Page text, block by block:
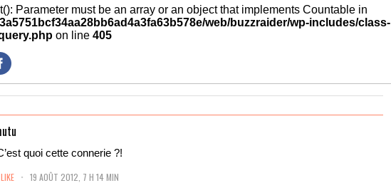
Parameter must be an array or an object that implements Countable in
web/buzzraider/wp-includes/class-
on line 405
quoi cette connerie ?!
LIKE . 19 AOÛT 2012, 7 H 14 MIN